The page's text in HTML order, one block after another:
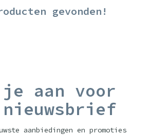
gevonden!
je aan voor
nieuwsbrief
aanbiedingen en promoties